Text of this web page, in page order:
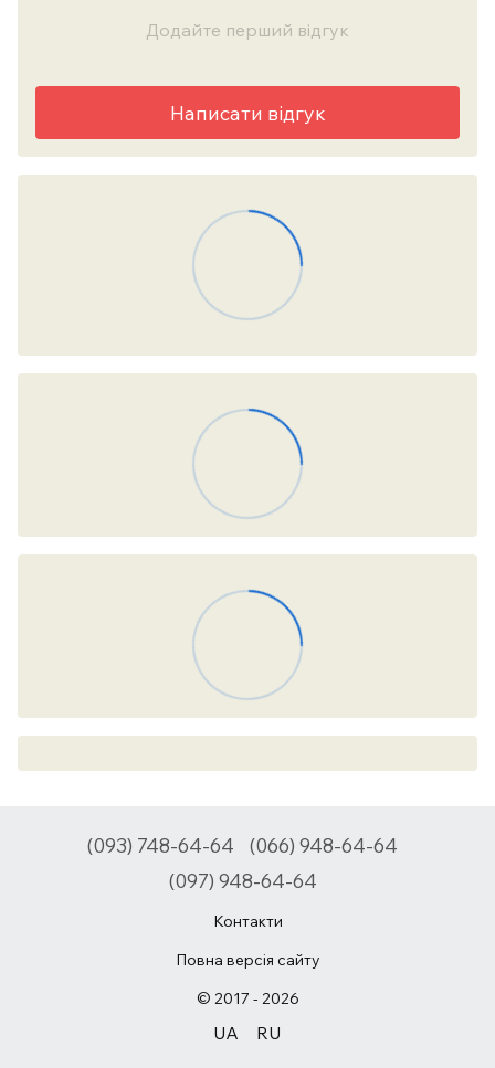
Додайте перший відгук
Написати відгук
(093) 748-64-64
(066) 948-64-64
(097) 948-64-64
Контакти
Повна версія сайту
© 2017 - 2026
UA RU